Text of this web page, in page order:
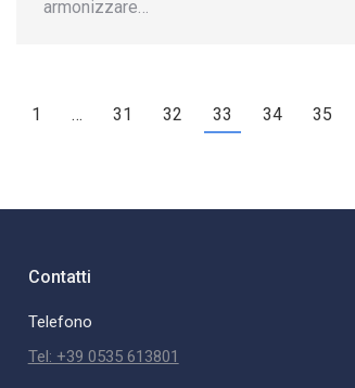
armonizzare…
1 … 31 32 33 34 35
Contatti
Telefono
Tel: +39 0535 613801